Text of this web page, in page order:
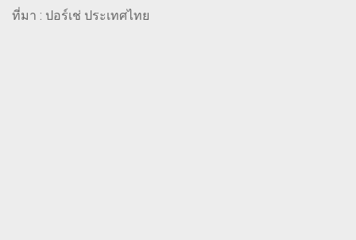
ที่มา : ปอร์เช่ ประเทศไทย